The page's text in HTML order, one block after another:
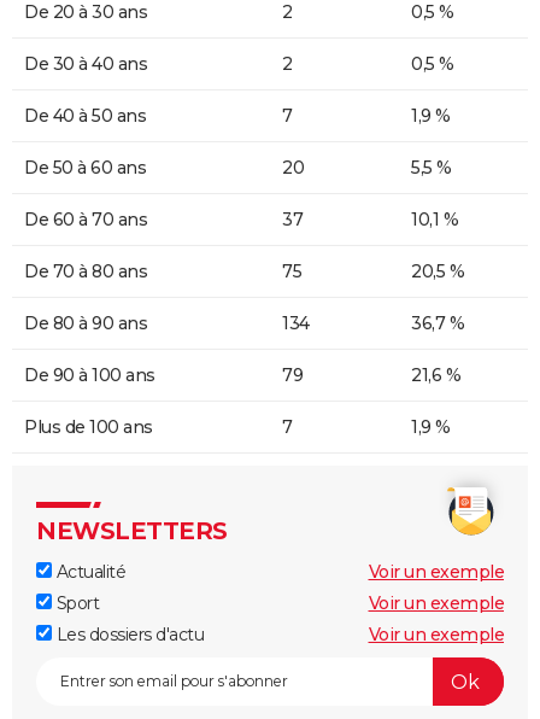
De 20 à 30 ans 2 0,5 %
De 30 à 40 ans 2 0,5 %
De 40 à 50 ans 7 1,9 %
De 50 à 60 ans 20 5,5 %
De 60 à 70 ans 37 10,1 %
De 70 à 80 ans 75 20,5 %
De 80 à 90 ans 134 36,7 %
De 90 à 100 ans 79 21,6 %
Plus de 100 ans 7 1,9 %
NEWSLETTERS
Actualité
Voir un exemple
Sport
Voir un exemple
Les dossiers d'actu
Voir un exemple